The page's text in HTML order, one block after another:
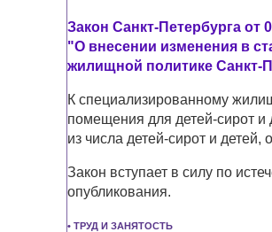
Закон Санкт-Петербурга от
"О внесении изменения в
жилищной политике Санкт-
К специализированному
помещения для детей-сирот и
из числа детей-сирот и
Закон вступает в силу по
опубликования.
• ТРУД И ЗАНЯТОСТЬ